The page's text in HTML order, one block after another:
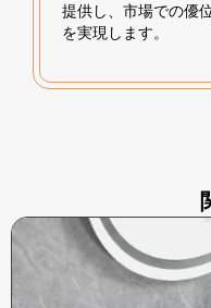
提供し、市場での優
を実現します。